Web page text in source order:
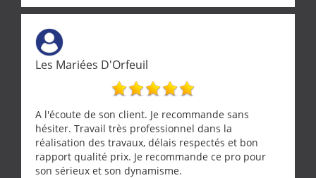
Une équipe sérieuse, réactive et compétente. C'est
vraiment rassurant de pouvoir compter sur des
artisans aussi professionnels. Merci encore !
Les Mariées D'Orfeuil
A l'écoute de son client. Je recommande sans
hésiter. Travail très professionnel dans la
réalisation des travaux, délais respectés et bon
rapport qualité prix. Je recommande ce pro pour
son sérieux et son dynamisme.